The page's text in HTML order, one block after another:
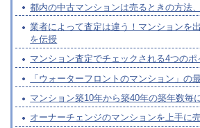
都内の中古マンションは売るときの方法
業者によって査定は違う！マンションを
を伝授
マンション査定でチェックされる4つの
「ウォーターフロントのマンション」の
マンション築10年から築40年の築年数毎
オーナーチェンジのマンションを上手に